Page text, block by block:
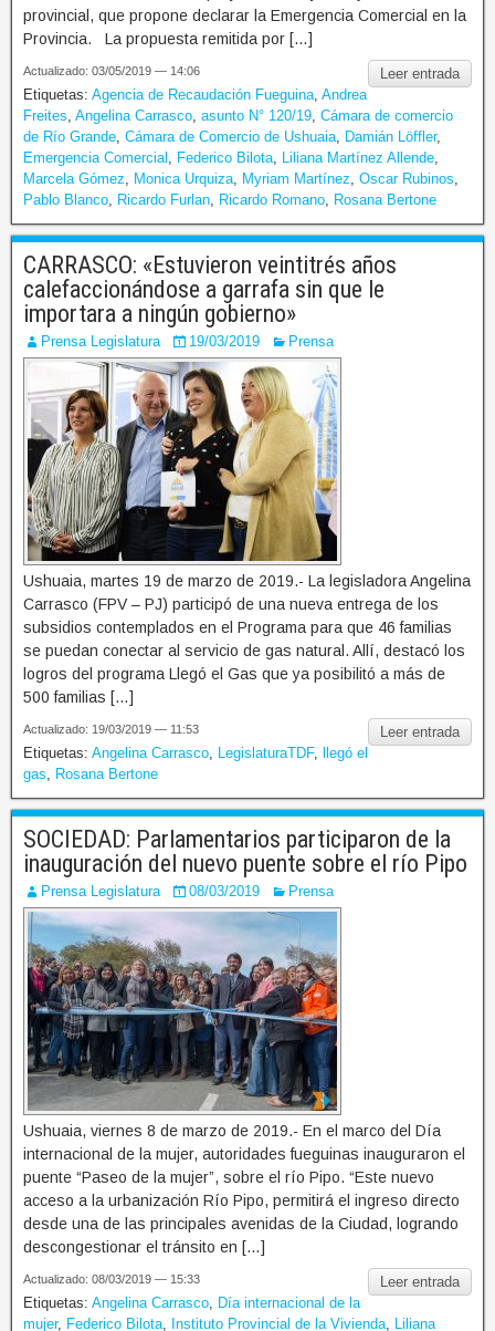
provincial, que propone declarar la Emergencia Comercial en la
Provincia. La propuesta remitida por […]
Leer entrada
Actualizado: 03/05/2019 — 14:06
Etiquetas: Agencia de Recaudación Fueguina Andrea
Freites Angelina Carrasco asunto N° 120/19 Cámara de comercio
de Río Grande Cámara de Comercio de Ushuaia Damián Löffler,
Emergencia Comercial
Federico Bilota Liliana Martínez Allende
Marcela Gómez
Monica Urquiza Myriam Martínez Oscar Rubinos
Pablo Blanco
Ricardo Furlan Ricardo Romano Rosana Bertone
CARRASCO: «Estuvieron veintitrés años
calefaccionándose a garrafa sin que le
importara a ningún gobierno»
Prensa Legislatura 19/03/2019 Prensa
Ushuaia, martes 19 de marzo de 2019.- La legisladora Angelina
Carrasco (FPV – PJ) participó de una nueva entrega de los
subsidios contemplados en el Programa para que 46 familias
se puedan conectar al servicio de gas natural. Allí, destacó los
logros del programa Llegó el Gas que ya posibilitó a más de
500 familias […]
Leer entrada
Actualizado: 19/03/2019 — 11:53
Etiquetas: Angelina Carrasco LegislaturaTDF,
llegó el
gas
Rosana Bertone
SOCIEDAD: Parlamentarios participaron de la
inauguración del nuevo puente sobre el río Pipo
Prensa Legislatura 08/03/2019 Prensa
Ushuaia, viernes 8 de marzo de 2019.- En el marco del Día
internacional de la mujer, autoridades fueguinas inauguraron el
puente “Paseo de la mujer”, sobre el río Pipo. “Este nuevo
acceso a la urbanización Río Pipo, permitirá el ingreso directo
desde una de las principales avenidas de la Ciudad, logrando
descongestionar el tránsito en […]
Leer entrada
Actualizado: 08/03/2019 — 15:33
Etiquetas: Angelina Carrasco
Día internacional de la
mujer, Federico Bilota Instituto Provincial de la Vivienda
Liliana